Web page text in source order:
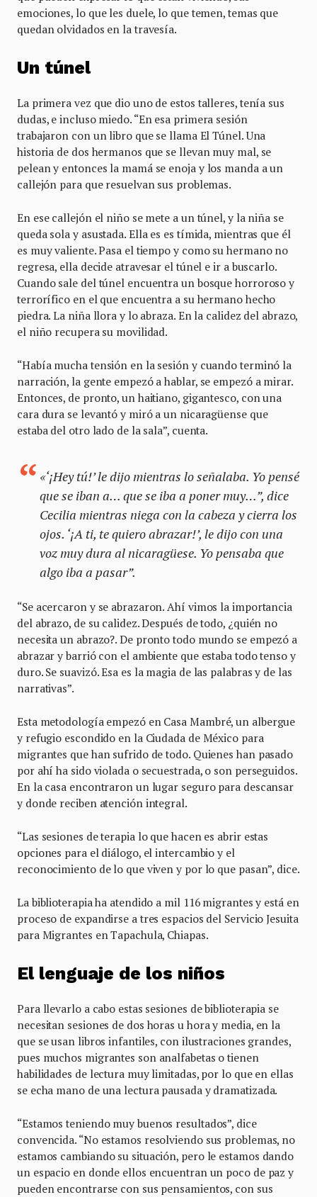
emociones, lo que les duele, lo que temen, temas que
quedan olvidados en la travesía.
Un túnel
La primera vez que dio uno de estos talleres, tenía sus
dudas, e incluso miedo. “En esa primera sesión
trabajaron con un libro que se llama El Túnel. Una
historia de dos hermanos que se llevan muy mal, se
pelean y entonces la mamá se enoja y los manda a un
callejón para que resuelvan sus problemas.
En ese callejón el niño se mete a un túnel, y la niña se
queda sola y asustada. Ella es es tímida, mientras que él
es muy valiente. Pasa el tiempo y como su hermano no
regresa, ella decide atravesar el túnel e ir a buscarlo.
Cuando sale del túnel encuentra un bosque horroroso y
terrorífico en el que encuentra a su hermano hecho
piedra. La niña llora y lo abraza. En la calidez del abrazo,
el niño recupera su movilidad.
“Había mucha tensión en la sesión y cuando terminó la
narración, la gente empezó a hablar, se empezó a mirar.
Entonces, de pronto, un haitiano, gigantesco, con una
cara dura se levantó y miró a un nicaragüense que
estaba del otro lado de la sala”, cuenta.
«‘¡Hey tú!’ le dijo mientras lo señalaba. Yo pensé
que se iban a… que se iba a poner muy…”, dice
Cecilia mientras niega con la cabeza y cierra los
ojos. ‘¡A ti, te quiero abrazar!’, le dijo con una
voz muy dura al nicaragüese. Yo pensaba que
algo iba a pasar”.
“Se acercaron y se abrazaron. Ahí vimos la importancia
del abrazo, de su calidez. Después de todo, ¿quién no
necesita un abrazo?. De pronto todo mundo se empezó a
abrazar y barrió con el ambiente que estaba todo tenso y
duro. Se suavizó. Esa es la magia de las palabras y de las
narrativas”.
Esta metodología empezó en Casa Mambré, un albergue
y refugio escondido en la Ciudada de México para
migrantes que han sufrido de todo. Quienes han pasado
por ahí ha sido violada o secuestrada, o son perseguidos.
En la casa encontraron un lugar seguro para descansar
y donde reciben atención integral.
“Las sesiones de terapia lo que hacen es abrir estas
opciones para el diálogo, el intercambio y el
reconocimiento de lo que viven y por lo que pasan”, dice.
La biblioterapia ha atendido a mil 116 migrantes y está en
proceso de expandirse a tres espacios del Servicio Jesuita
para Migrantes en Tapachula, Chiapas.
El lenguaje de los niños
Para llevarlo a cabo estas sesiones de biblioterapia se
necesitan sesiones de dos horas u hora y media, en la
que se usan libros infantiles, con ilustraciones grandes,
pues muchos migrantes son analfabetas o tienen
habilidades de lectura muy limitadas, por lo que en ellas
se echa mano de una lectura pausada y dramatizada.
“Estamos teniendo muy buenos resultados”, dice
convencida. “No estamos resolviendo sus problemas, no
estamos cambiando su situación, pero le estamos dando
un espacio en donde ellos encuentran un poco de paz y
pueden encontrarse con sus pensamientos, con sus